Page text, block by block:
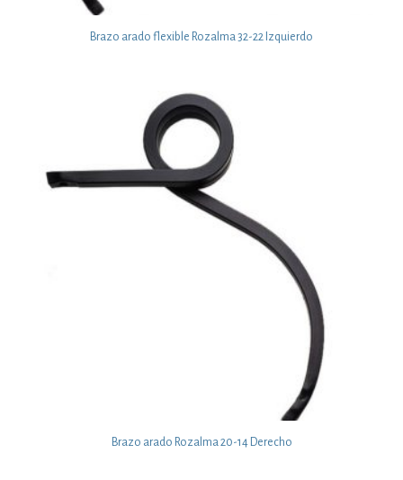
Brazo arado flexible Rozalma 32-22 Izquierdo
Brazo arado Rozalma 20-14 Derecho